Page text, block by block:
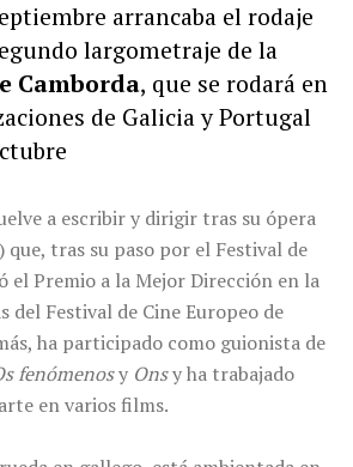
arrancaba el rodaje
largometraje de la
Camborda, que se rodará en
de Galicia y Portugal
a escribir y dirigir tras su ópera
que, tras su paso por el Festival de
el Premio a la Mejor Dirección en la
del Festival de Cine Europeo de
ha participado como guionista de
fenómenosy Onsy ha trabajado
en varios films.